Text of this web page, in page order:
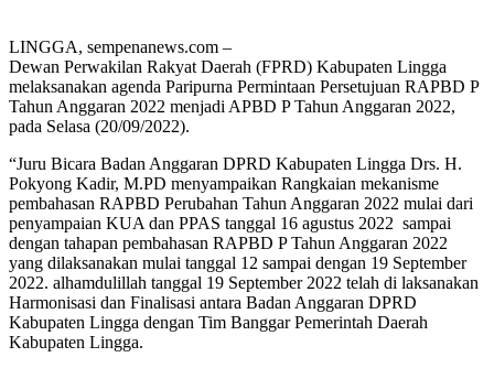
LINGGA, sempenanews.com –
Dewan Perwakilan Rakyat Daerah (FPRD) Kabupaten Lingga
melaksanakan agenda Paripurna Permintaan Persetujuan RAPBD P
Tahun Anggaran 2022 menjadi APBD P Tahun Anggaran 2022,
pada Selasa (20/09/2022).
“Juru Bicara Badan Anggaran DPRD Kabupaten Lingga Drs. H.
Pokyong Kadir, M.PD menyampaikan Rangkaian mekanisme
pembahasan RAPBD Perubahan Tahun Anggaran 2022 mulai dari
penyampaian KUA dan PPAS tanggal 16 agustus 2022 sampai
dengan tahapan pembahasan RAPBD P Tahun Anggaran 2022
yang dilaksanakan mulai tanggal 12 sampai dengan 19 September
2022. alhamdulillah tanggal 19 September 2022 telah di laksanakan
Harmonisasi dan Finalisasi antara Badan Anggaran DPRD
Kabupaten Lingga dengan Tim Banggar Pemerintah Daerah
Kabupaten Lingga.